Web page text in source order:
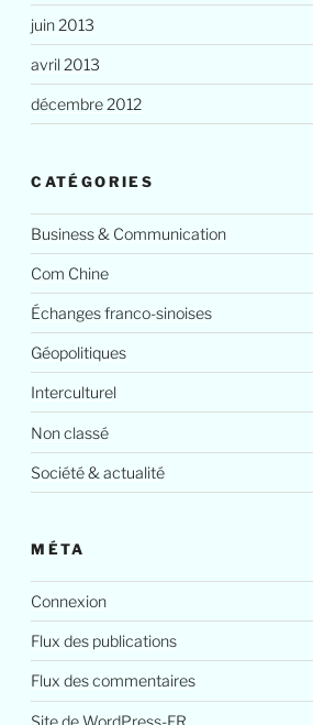
juin 2013
avril 2013
décembre 2012
CATÉGORIES
Business & Communication
Com Chine
Échanges franco-sinoises
Géopolitiques
Interculturel
Non classé
Société & actualité
MÉTA
Connexion
Flux des publications
Flux des commentaires
Site de WordPress-FR